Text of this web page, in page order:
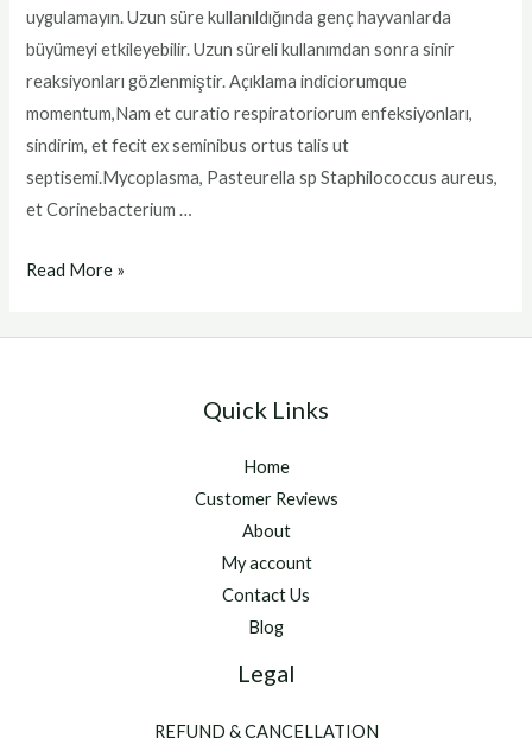
uygulamayın. Uzun süre kullanıldığında genç hayvanlarda
büyümeyi etkileyebilir. Uzun süreli kullanımdan sonra sinir
reaksiyonları gözlenmiştir. Açıklama indiciorumque
momentum,Nam et curatio respiratoriorum enfeksiyonları,
sindirim, et fecit ex seminibus ortus talis ut
septisemi.Mycoplasma, Pasteurella sp Staphilococcus aureus,
et Corinebacterium …
bioxi
Read More »
Quick Links
Home
Customer Reviews
About
My account
Contact Us
Blog
Legal
REFUND & CANCELLATION